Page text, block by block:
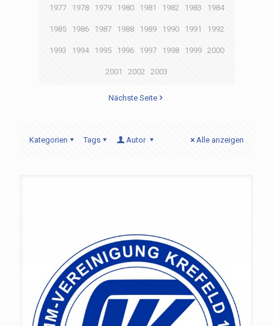
1977 1978 1979 1980 1981 1982 1983 1984
1985 1986 1987 1988 1989 1990 1991 1992
1993 1994 1995 1996 1997 1998 1999 2000
2001 2002 2003
Nächste Seite
Kategorien Tags Autor Alle anzeigen